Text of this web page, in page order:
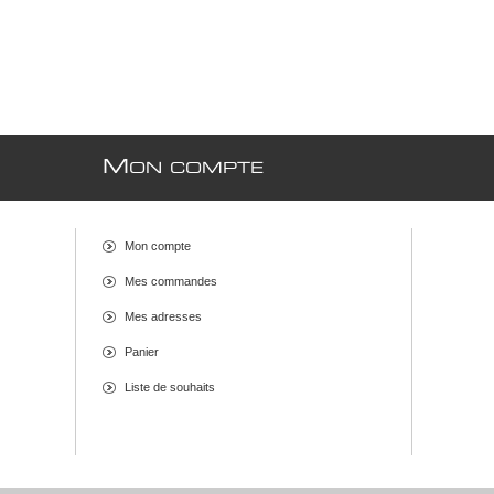
M ON COMPTE
Mon compte
Mes commandes
Mes adresses
Panier
Liste de souhaits